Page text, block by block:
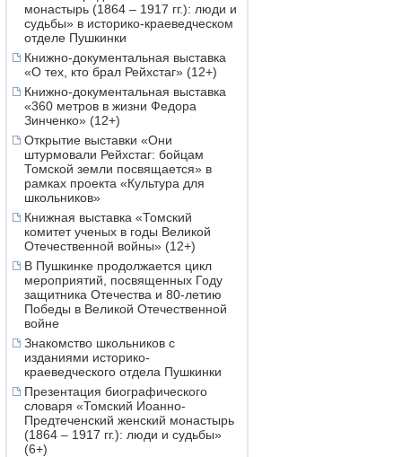
монастырь (1864 – 1917 гг.): люди и
судьбы» в историко-краеведческом
отделе Пушкинки
Книжно-документальная выставка
«О тех, кто брал Рейхстаг» (12+)
Книжно-документальная выставка
«360 метров в жизни Федора
Зинченко» (12+)
Открытие выставки «Они
штурмовали Рейхстаг: бойцам
Томской земли посвящается» в
рамках проекта «Культура для
школьников»
Книжная выставка «Томский
комитет ученых в годы Великой
Отечественной войны» (12+)
В Пушкинке продолжается цикл
мероприятий, посвященных Году
защитника Отечества и 80-летию
Победы в Великой Отечественной
войне
Знакомство школьников с
изданиями историко-
краеведческого отдела Пушкинки
Презентация биографического
словаря «Томский Иоанно-
Предтеченский женский монастырь
(1864 – 1917 гг.): люди и судьбы»
(6+)